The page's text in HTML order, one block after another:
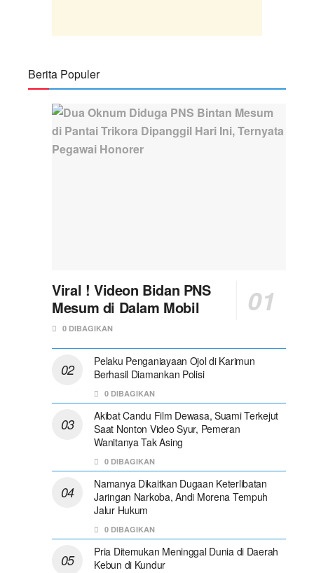
Berita Populer
Viral ! Videon Bidan PNS
Mesum di Dalam Mobil
0 DIBAGIKAN
Pelaku Penganiayaan Ojol di Karimun
Berhasil Diamankan Polisi
0 DIBAGIKAN
Akibat Candu Film Dewasa, Suami Terkejut
Saat Nonton Video Syur, Pemeran
Wanitanya Tak Asing
0 DIBAGIKAN
Namanya Dikaitkan Dugaan Keterlibatan
Jaringan Narkoba, Andi Morena Tempuh
Jalur Hukum
0 DIBAGIKAN
Pria Ditemukan Meninggal Dunia di Daerah
Kebun di Kundur